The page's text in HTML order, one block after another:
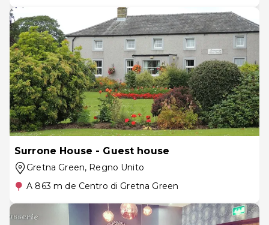
Surrone House - Guest house
Gretna Green, Regno Unito
A 863 m de Centro di Gretna Green